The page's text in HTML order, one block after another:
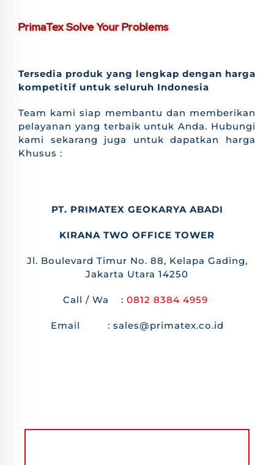
PrimaTex Solve Your Problems
Tersedia produk yang lengkap dengan harga
kompetitif untuk seluruh Indonesia
Team kami siap membantu dan memberikan
pelayanan yang terbaik untuk Anda. Hubungi
kami sekarang juga untuk dapatkan harga
Khusus :
PT. PRIMATEX GEOKARYA ABADI
KIRANA TWO OFFICE TOWER
Jl. Boulevard Timur No. 88, Kelapa Gading,
Jakarta Utara 14250
Call / Wa : 0812 8384 4959
Email : sales@primatex.co.id